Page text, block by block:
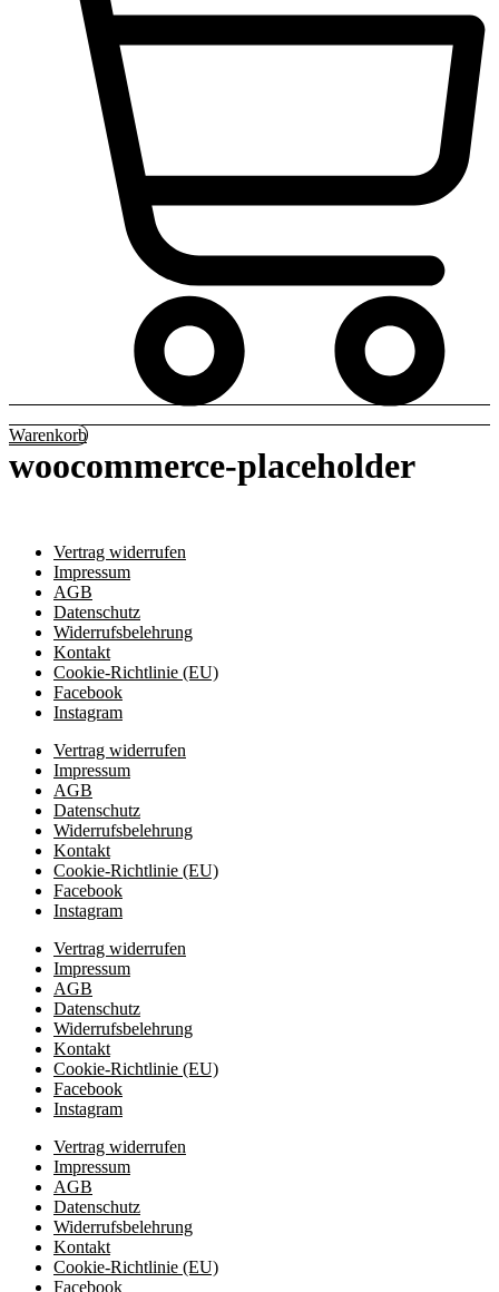
Warenkorb
woocommerce-placeholder
Vertrag widerrufen
Impressum
AGB
Datenschutz
Widerrufsbelehrung
Kontakt
Cookie-Richtlinie (EU)
Facebook
Instagram
Vertrag widerrufen
Impressum
AGB
Datenschutz
Widerrufsbelehrung
Kontakt
Cookie-Richtlinie (EU)
Facebook
Instagram
Vertrag widerrufen
Impressum
AGB
Datenschutz
Widerrufsbelehrung
Kontakt
Cookie-Richtlinie (EU)
Facebook
Instagram
Vertrag widerrufen
Impressum
AGB
Datenschutz
Widerrufsbelehrung
Kontakt
Cookie-Richtlinie (EU)
Facebook